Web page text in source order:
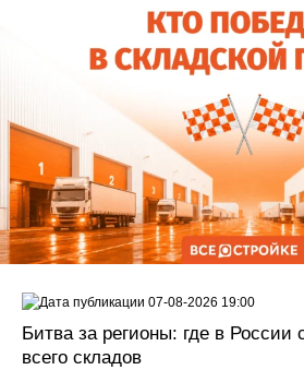
Битва за регионы: где в России
всего складов
07-08-2026 19:00